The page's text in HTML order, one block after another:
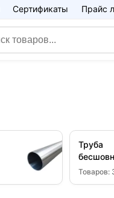
Сертификаты Прайс
Труба
Товаров: